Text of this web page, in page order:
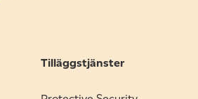
Tilläggstjänster